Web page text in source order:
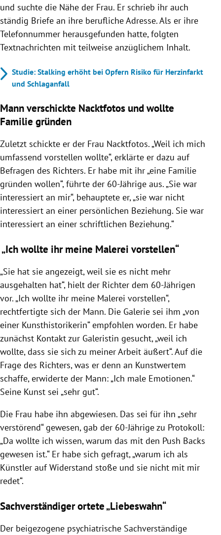
und suchte die Nähe der Frau. Er schrieb ihr auch
ständig Briefe an ihre berufliche Adresse. Als er ihre
Telefonnummer herausgefunden hatte, folgten
Textnachrichten mit teilweise anzüglichem Inhalt.
Studie: Stalking erhöht bei Opfern Risiko für Herzinfarkt
und Schlaganfall
Mann verschickte Nacktfotos und wollte
Familie gründen
Zuletzt schickte er der Frau Nacktfotos. „Weil ich mich
umfassend vorstellen wollte“, erklärte er dazu auf
Befragen des Richters. Er habe mit ihr „eine Familie
gründen wollen“, führte der 60-Jährige aus. „Sie war
interessiert an mir“, behauptete er, „sie war nicht
interessiert an einer persönlichen Beziehung. Sie war
interessiert an einer schriftlichen Beziehung.“
„Ich wollte ihr meine Malerei vorstellen“
„Sie hat sie angezeigt, weil sie es nicht mehr
ausgehalten hat“, hielt der Richter dem 60-Jährigen
vor. „Ich wollte ihr meine Malerei vorstellen“,
rechtfertigte sich der Mann. Die Galerie sei ihm „von
einer Kunsthistorikerin“ empfohlen worden. Er habe
zunächst Kontakt zur Galeristin gesucht, „weil ich
wollte, dass sie sich zu meiner Arbeit äußert“. Auf die
Frage des Richters, was er denn an Kunstwertem
schaffe, erwiderte der Mann: „Ich male Emotionen.“
Seine Kunst sei „sehr gut“.
Die Frau habe ihn abgewiesen. Das sei für ihn „sehr
verstörend“ gewesen, gab der 60-Jährige zu Protokoll:
„Da wollte ich wissen, warum das mit den Push Backs
gewesen ist.“ Er habe sich gefragt, „warum ich als
Künstler auf Widerstand stoße und sie nicht mit mir
redet“.
Sachverständiger ortete „Liebeswahn“
Der beigezogene psychiatrische Sachverständige